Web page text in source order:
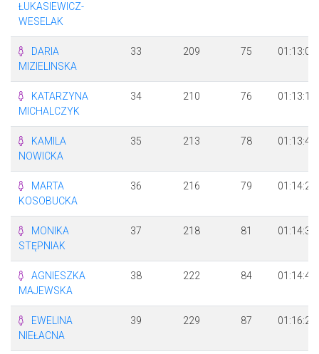
ŁUKASIEWICZ-
WESELAK
DARIA
MIZIELINSKA
33 209 75 01:13:04
KATARZYNA
MICHALCZYK
34 210 76 01:13:15
KAMILA
NOWICKA
35 213 78 01:13:44
MARTA
KOSOBUCKA
36 216 79 01:14:29
MONIKA
STĘPNIAK
37 218 81 01:14:31
AGNIESZKA
MAJEWSKA
38 222 84 01:14:45
EWELINA
NIEŁACNA
39 229 87 01:16:23